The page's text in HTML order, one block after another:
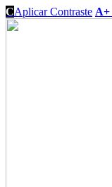
CAplicar Contraste A+